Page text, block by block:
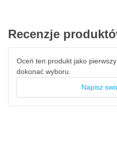
Recenzje
Oceń ten produkt jako
dokonać wyboru.
Napisz